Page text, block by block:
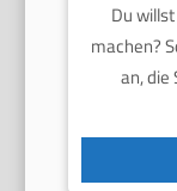
Du
machen?
an,